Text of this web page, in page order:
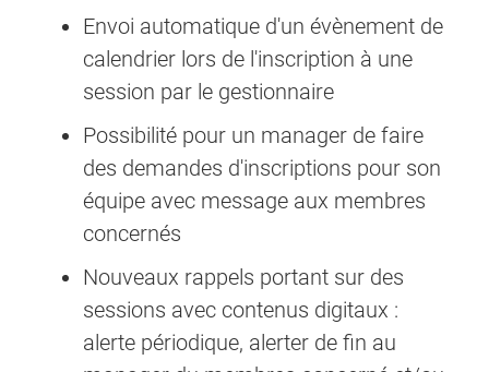
Envoi automatique d'un évènement de
calendrier lors de l'inscription à une
session par le gestionnaire
Possibilité pour un manager de faire
des demandes d'inscriptions pour son
équipe avec message aux membres
concernés
Nouveaux rappels portant sur des
sessions avec contenus digitaux :
alerte périodique, alerter de fin au